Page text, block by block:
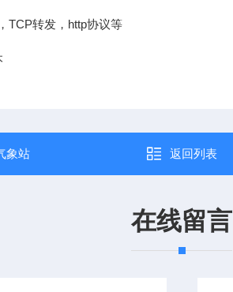
转发，http协议等
象站 返回列表
在线留言